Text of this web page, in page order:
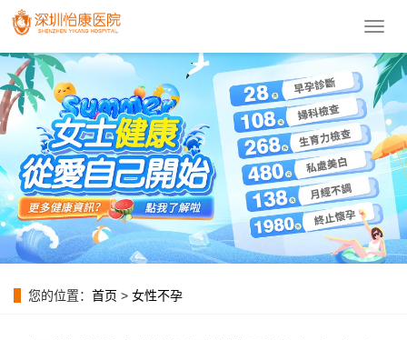
導
菜
單
您的位置： 首页 > 女性不孕